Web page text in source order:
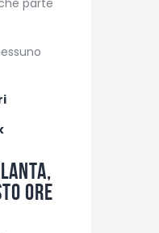
parte
ore